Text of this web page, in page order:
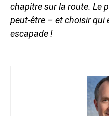
chapitre sur la route. Le
peut-être – et choisir qui
escapade !